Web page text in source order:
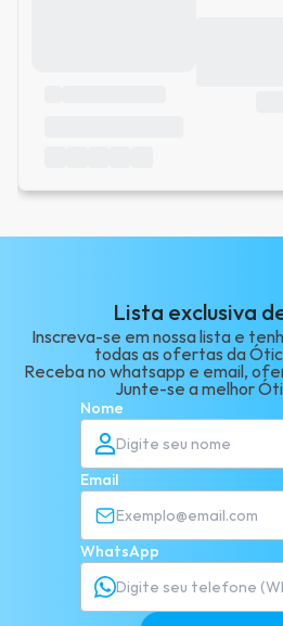
Lista exclusiva
Inscreva-se em nossa lista e
todas as ofertas da
Receba no whatsapp e email,
Junte-se a melhor
Nome
Email
WhatsApp